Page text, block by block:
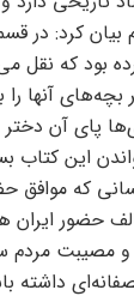
کرد: در
بود که نقل
بچه‌های آنها
پای آن دختر
این کتاب
که موافق
حضور ایران
مصیبت مردم
داشته